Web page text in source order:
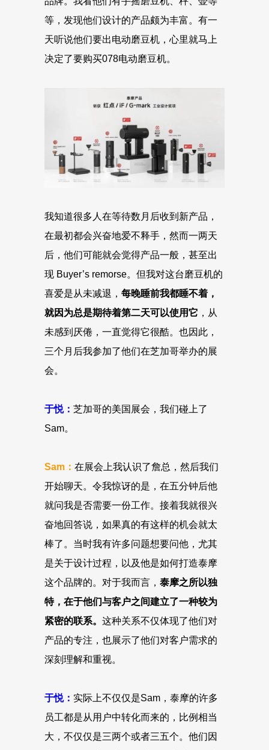
等，发现他们设计的产品颇为丰富。有一
天听说他们要出电动磨豆机，心里就马上
决定了要购买078电动磨豆机。
我知道很多人在等待数月后收到新产品，
在最初都会兴奋地爱不释手，然而一两天
后，他们可能就会觉得产品一般，甚至出
现 Buyer’s remorse。但我对这台磨豆机的
喜爱是从未减退， 每晚睡前我都睡不着，
就因为总是期待着第二天可以使用它 ，从
未感到厌倦，一直觉得它很酷。也因此，
三个月后我参加了他们在芝加哥举办的展
会。
于悦： 芝加哥的美国展会，我们碰上了
Sam。
Sam： 在展会上我认识了詹总，然后我们
开始聊天。令我惊讶的是，在五分钟后他
就问我是否需要一份工作。接着我就很兴
奋地回答说，如果真的有这样的机会就太
棒了。当时我有许多问题想要问他，尤其
是关于设计过程，以及他是如何打造泰摩
这个品牌的。对于我而言， 泰摩之所以独
特，在于他们与客户之间建立了一种较为
紧密的联系。 这种关系不仅体现了他们对
产品的专注，也展示了他们对客户需求的
深刻理解和重视。
于悦： 实际上不仅仅是Sam，泰摩的许多
员工都是从用户中转化而来的，比例相当
大，不仅仅是三两个或者三五个。他们因